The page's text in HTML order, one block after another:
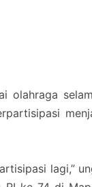
olahraga
lagi,”